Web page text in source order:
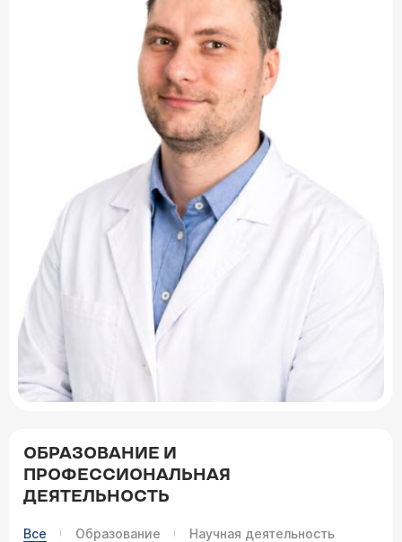
ОБРАЗОВАНИЕ И
ПРОФЕССИОНАЛЬНАЯ
ДЕЯТЕЛЬНОСТЬ
Все Образование Научная деятельность